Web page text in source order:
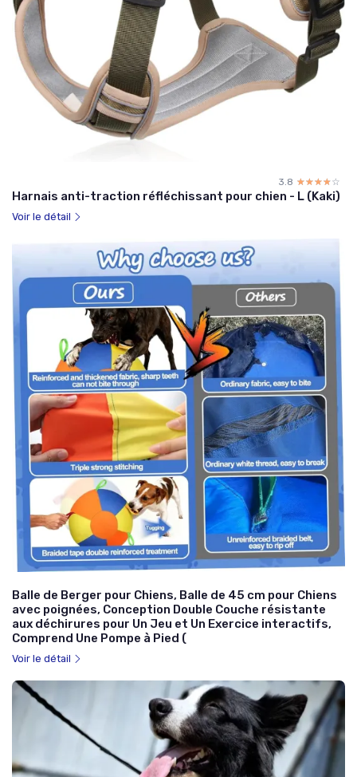
3.8 ☆☆☆☆☆
★★★★★
Harnais anti-traction réfléchissant pour chien - L (Kaki)
Voir le détail
Balle de Berger pour Chiens, Balle de 45 cm pour Chiens
avec poignées, Conception Double Couche résistante
aux déchirures pour Un Jeu et Un Exercice interactifs,
Comprend Une Pompe à Pied (
Voir le détail